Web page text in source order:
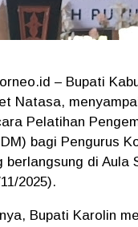
– Bupati
Natasa,
Pelatihan
bagi Pengurus
berlangsung di Aula
2025).
Bupati Karolin